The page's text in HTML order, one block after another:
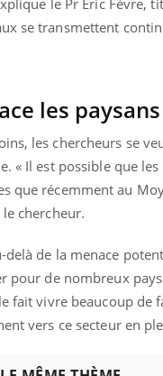
se transmettent
les
les chercheurs se
« Il est possible que
que récemment au
chercheur.
delà de la menace
pour de nombreux
fait vivre beaucoup de
vers ce secteur en
mentale : et si on
le diabète de type 2
reçues chez les
chez les soignants.